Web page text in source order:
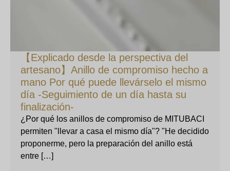
【Explicado desde la perspectiva del
artesano】Anillo de compromiso hecho a
mano Por qué puede llevárselo el mismo
día -Seguimiento de un día hasta su
finalización-
¿Por qué los anillos de compromiso de MITUBACI
permiten "llevar a casa el mismo día"? "He decidido
proponerme, pero la preparación del anillo está
entre […]